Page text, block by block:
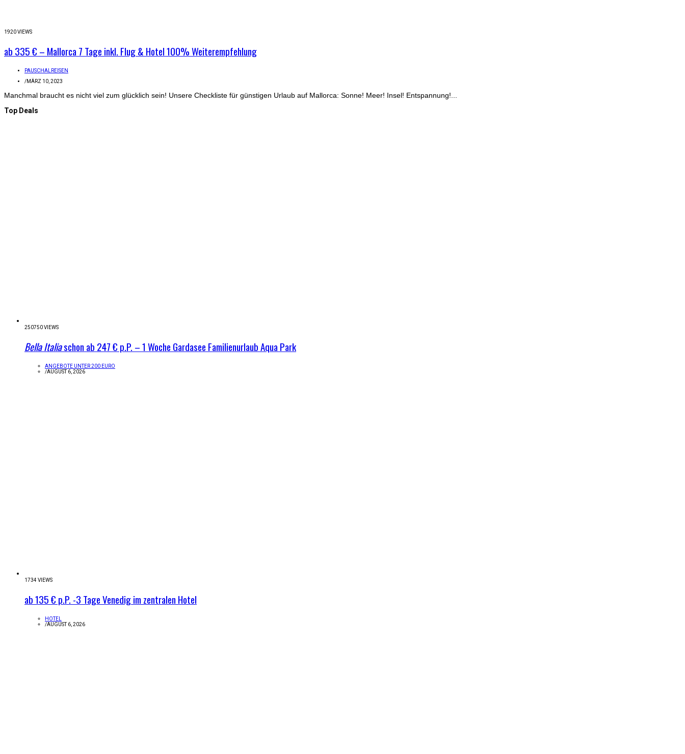
1920 VIEWS
ab 335 € – Mallorca 7 Tage inkl. Flug & Hotel 100% Weiterempfehlung
PAUSCHALREISEN
/MÄRZ 10, 2023
Manchmal braucht es nicht viel zum glücklich sein! Unsere Checkliste für günstigen Urlaub auf Mallorca: Sonne! Meer! Insel! Entspannung!...
Top Deals
250750 VIEWS
Bella Italiaschon ab 247 € p.P. – 1 Woche Gardasee Familienurlaub Aqua Park
ANGEBOTE UNTER 200 EURO
/AUGUST 6, 2026
1734 VIEWS
ab 135 € p.P. -3 Tage Venedig im zentralen Hotel
HOTEL
/AUGUST 6, 2026